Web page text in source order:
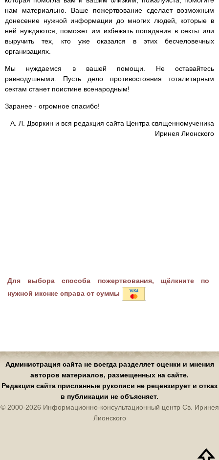
нам материально. Ваше пожертвование сделает возможным
донесение нужной информации до многих людей, которые в
ней нуждаются, поможет им избежать попадания в секты или
выручить тех, кто уже оказался в этих бесчеловечных
организациях.
Мы нуждаемся в вашей помощи. Не оставайтесь
равнодушными. Пусть дело противостояния тоталитарным
сектам станет поистине всенародным!
Заранее - огромное спасибо!
А. Л. Дворкин и вся редакция сайта Центра священномученика
Иринея Лионского
Для выбора способа пожертвования, щёлкните по
нужной иконке справа от суммы
Администрация сайта не всегда разделяет оценки и мнения
авторов материалов, размещенных на сайте.
Редакция сайта присланные рукописи не рецензирует и отказ
в публикации не объясняет.
© 2000-2026 Информационно-консультационный центр Св. Иринея
Лионского